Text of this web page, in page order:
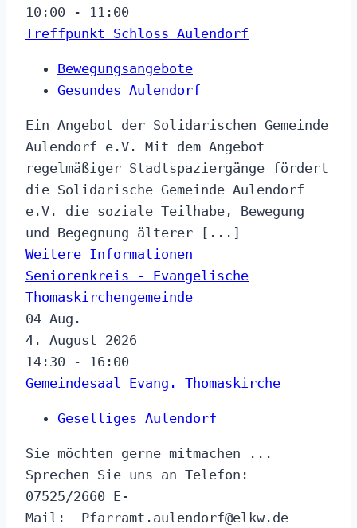
10:00 - 11:00
Treffpunkt Schloss Aulendorf
Bewegungsangebote
Gesundes Aulendorf
Ein Angebot der Solidarischen Gemeinde
Aulendorf e.V. Mit dem Angebot
regelmäßiger Stadtspaziergänge fördert
die Solidarische Gemeinde Aulendorf
e.V. die soziale Teilhabe, Bewegung
und Begegnung älterer [...]
Weitere Informationen
Seniorenkreis - Evangelische
Thomaskirchengemeinde
04 Aug.
4. August 2026
14:30 - 16:00
Gemeindesaal Evang. Thomaskirche
Geselliges Aulendorf
Sie möchten gerne mitmachen ...
Sprechen Sie uns an Telefon:
07525/2660 E-
Mail: Pfarramt.aulendorf@​elkw.de